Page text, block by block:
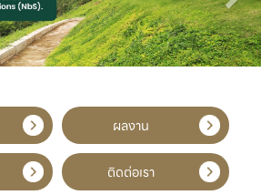
ผลงาน
ติดต่อเรา